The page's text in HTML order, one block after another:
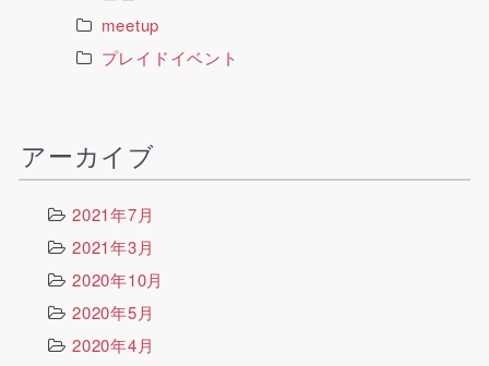
meetup
プレイドイベント
アーカイブ
2021年7月
2021年3月
2020年10月
2020年5月
2020年4月